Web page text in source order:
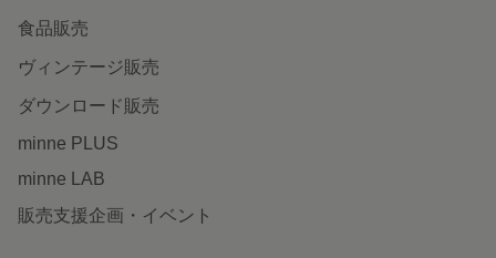
食品販売
ヴィンテージ販売
ダウンロード販売
minne PLUS
minne LAB
販売支援企画・イベント